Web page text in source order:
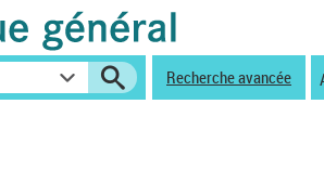
Recherche avancée